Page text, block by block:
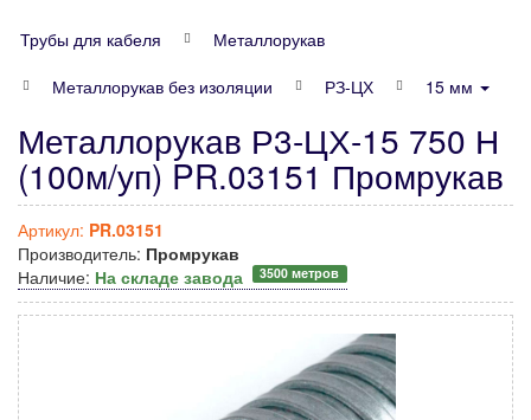
Трубы для кабеля
Металлорукав
Металлорукав без изоляции
РЗ-ЦХ 15 мм
Металлорукав Р3-ЦХ-15 750 Н
(100м/уп) PR.03151 Промрукав
Артикул: PR.03151
Производитель: Промрукав
Наличие: На складе завода 3500 метров